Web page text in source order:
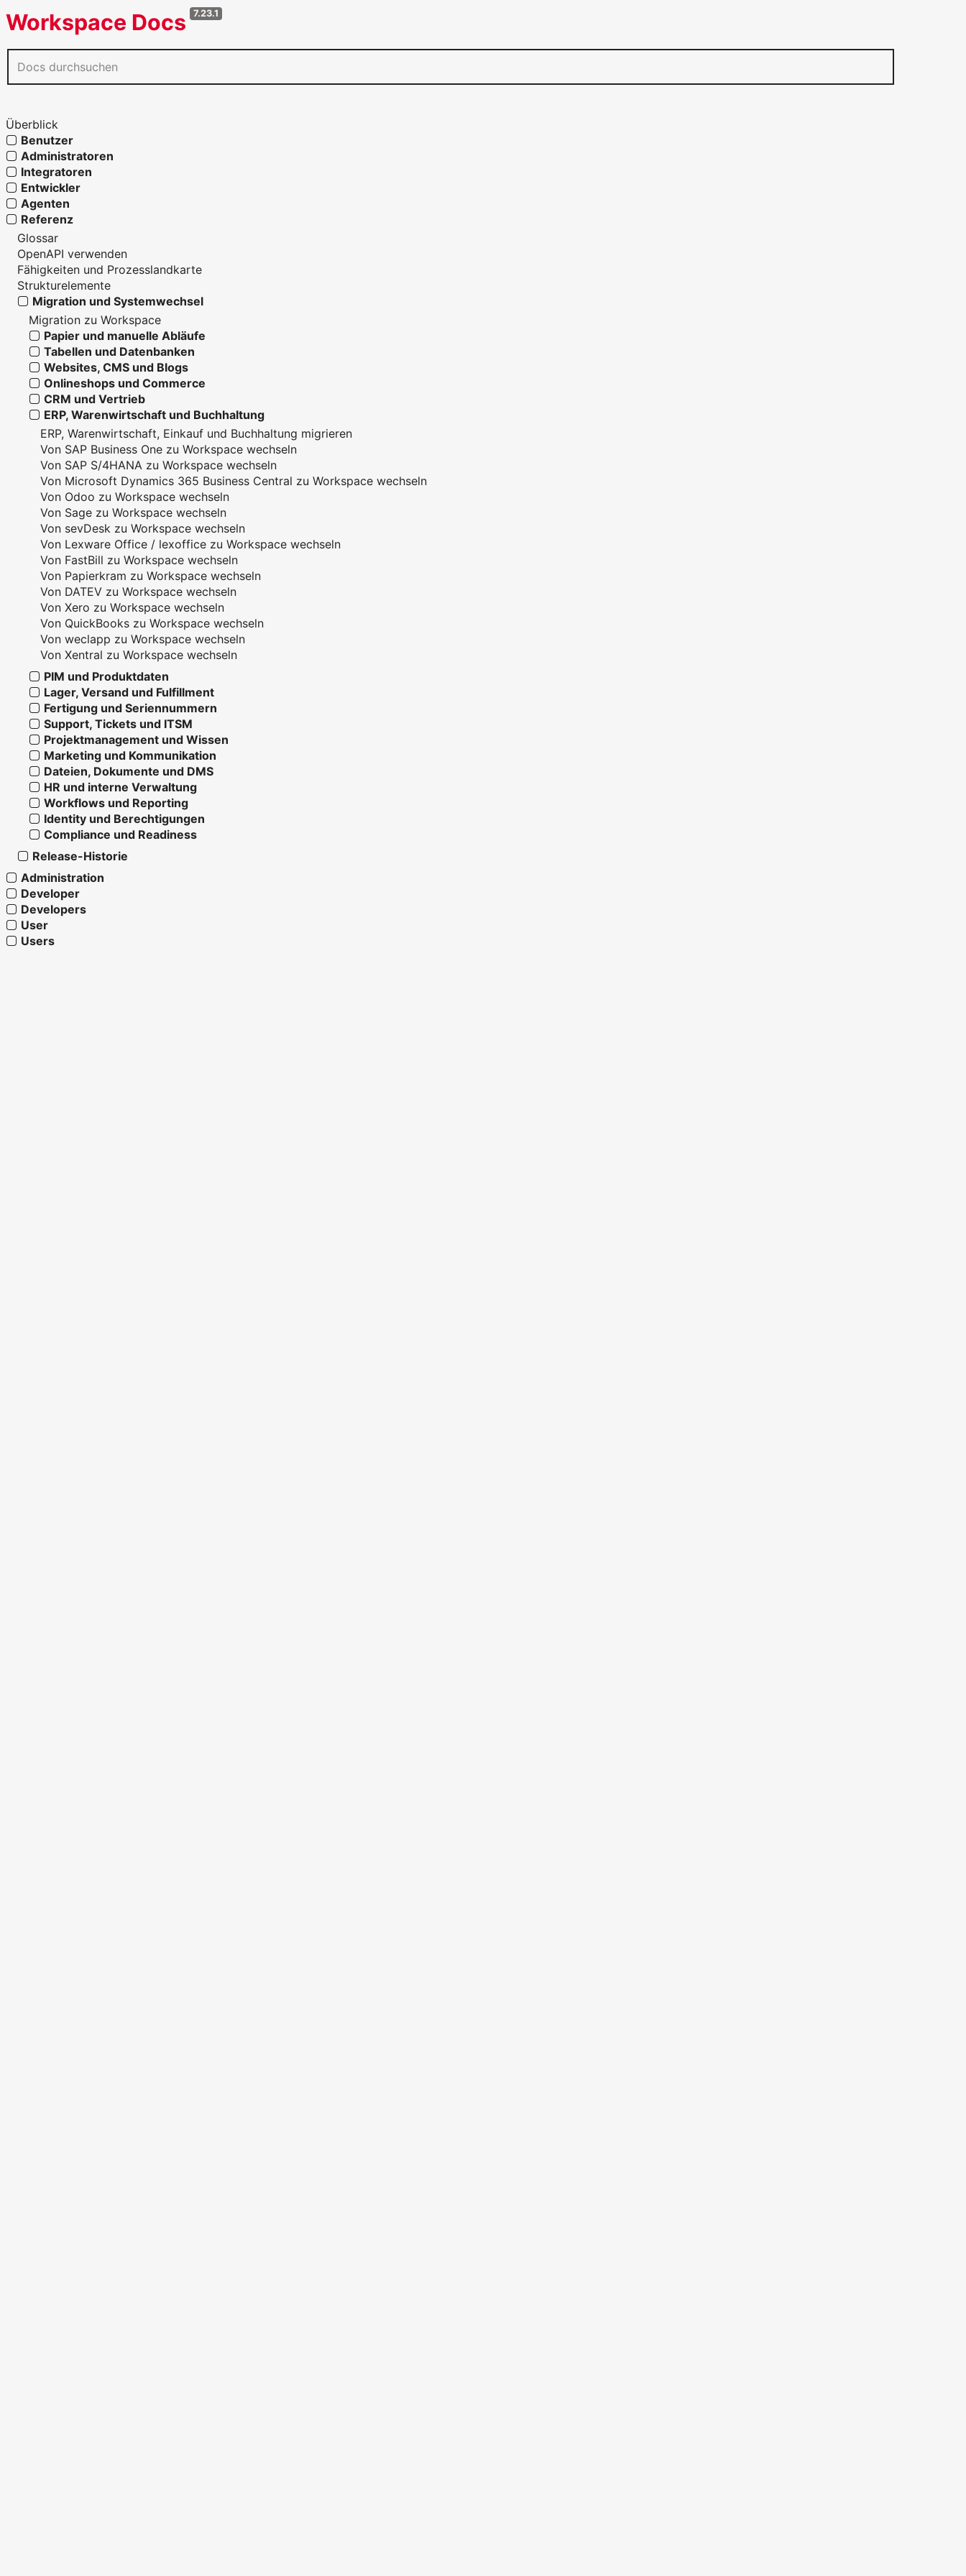
Workspace Docs 7.23.1
Überblick
Benutzer
Administratoren
Integratoren
Entwickler
Agenten
Referenz
Glossar
OpenAPI verwenden
Fähigkeiten und Prozesslandkarte
Strukturelemente
Migration und Systemwechsel
Migration zu Workspace
Papier und manuelle Abläufe
Tabellen und Datenbanken
Websites, CMS und Blogs
Onlineshops und Commerce
CRM und Vertrieb
ERP, Warenwirtschaft und Buchhaltung
ERP, Warenwirtschaft, Einkauf und Buchhaltung migrieren
Von SAP Business One zu Workspace wechseln
Von SAP S/4HANA zu Workspace wechseln
Von Microsoft Dynamics 365 Business Central zu Workspace wechseln
Von Odoo zu Workspace wechseln
Von Sage zu Workspace wechseln
Von sevDesk zu Workspace wechseln
Von Lexware Office / lexoffice zu Workspace wechseln
Von FastBill zu Workspace wechseln
Von Papierkram zu Workspace wechseln
Von DATEV zu Workspace wechseln
Von Xero zu Workspace wechseln
Von QuickBooks zu Workspace wechseln
Von weclapp zu Workspace wechseln
Von Xentral zu Workspace wechseln
PIM und Produktdaten
Lager, Versand und Fulfillment
Fertigung und Seriennummern
Support, Tickets und ITSM
Projektmanagement und Wissen
Marketing und Kommunikation
Dateien, Dokumente und DMS
HR und interne Verwaltung
Workflows und Reporting
Identity und Berechtigungen
Compliance und Readiness
Release-Historie
Administration
Developer
Developers
User
Users